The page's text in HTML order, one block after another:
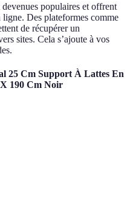
devenues populaires et offrent
ligne. Des plateformes comme
de récupérer un
sites. Cela s’ajoute à vos
25 Cm Support À Lattes En
190 Cm Noir